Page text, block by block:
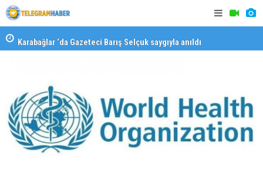
Karabağlar ‘da Gazeteci Barış Selçuk saygıyla anıldı